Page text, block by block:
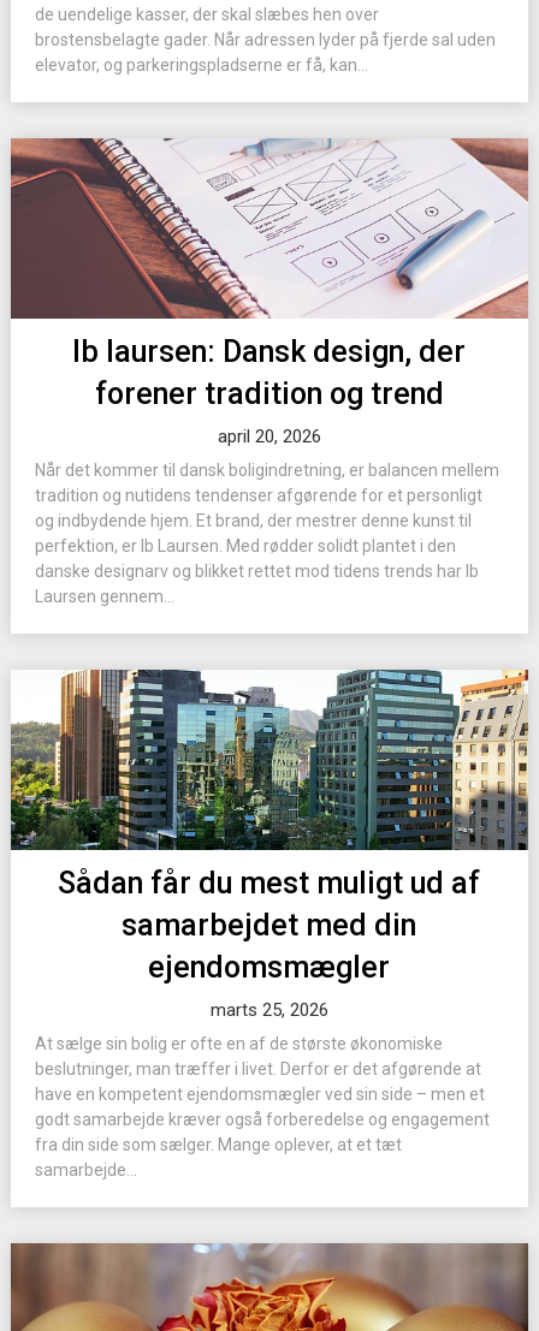
de uendelige kasser, der skal slæbes hen over
brostensbelagte gader. Når adressen lyder på fjerde sal uden
elevator, og parkeringspladserne er få, kan...
Ib laursen: Dansk design, der
forener tradition og trend
april 20, 2026
Når det kommer til dansk boligindretning, er balancen mellem
tradition og nutidens tendenser afgørende for et personligt
og indbydende hjem. Et brand, der mestrer denne kunst til
perfektion, er Ib Laursen. Med rødder solidt plantet i den
danske designarv og blikket rettet mod tidens trends har Ib
Laursen gennem...
Sådan får du mest muligt ud af
samarbejdet med din
ejendomsmægler
marts 25, 2026
At sælge sin bolig er ofte en af de største økonomiske
beslutninger, man træffer i livet. Derfor er det afgørende at
have en kompetent ejendomsmægler ved sin side – men et
godt samarbejde kræver også forberedelse og engagement
fra din side som sælger. Mange oplever, at et tæt
samarbejde...